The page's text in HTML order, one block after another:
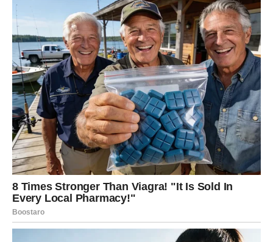
Poruka sedmice:
Ne morate dokazivati snagu – dovoljno
je da birate sebe.
BIK – NAGRADA ZA
STRPLJENJE, ALI I TEST
GRANICA
Bik ulazi u sedmicu u kojoj se vraća osećaj stabilnosti, ali
uz jednu važnu lekciju: ne možeš graditi mir ako stalno
popuštaš drugima. Zvezde vam daju šansu da učvrstite
život – ali traže da prestanete da trpite ono što vas
iscrpljuje.